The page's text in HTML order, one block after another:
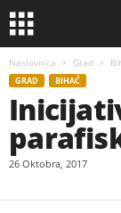
Naslovnica Grad
GRAD BIHAĆ
26 Oktobra, 2017